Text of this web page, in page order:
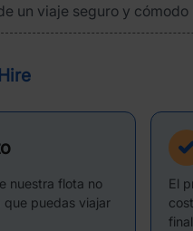
un viaje seguro y cómodo
nuestra flota no
que puedas viajar
El